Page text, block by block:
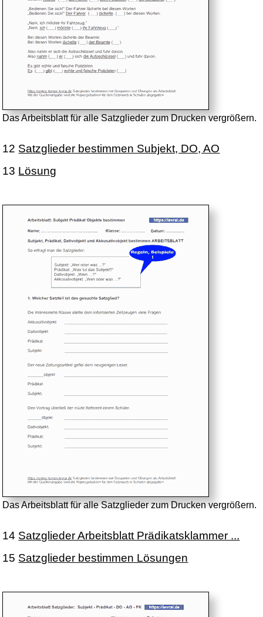
Das Arbeitsblatt für alle Satzglieder zum Drucken vergrößern.
12 Satzglieder bestimmen Subjekt, DO, AO
13 Lösung
Das Arbeitsblatt für alle Satzglieder zum Drucken vergrößern.
14 Satzglieder Arbeitsblatt Prädikatsklammer ...
15 Satzglieder bestimmen Lösungen